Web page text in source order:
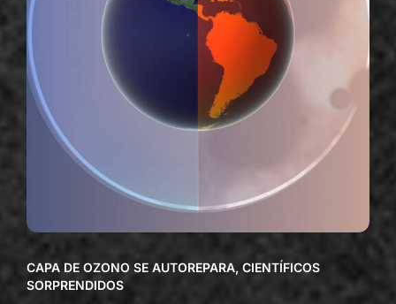
CAPA DE OZONO SE AUTOREPARA, CIENTÍFICOS
SORPRENDIDOS